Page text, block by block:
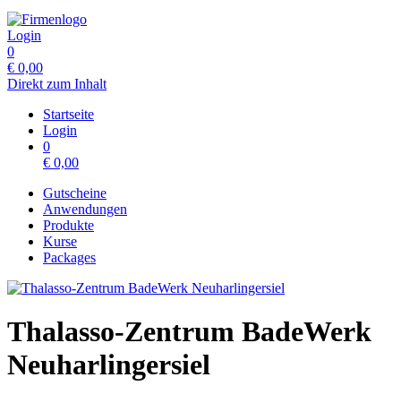
Login
0
€ 0,00
Direkt zum Inhalt
Startseite
Login
0
€ 0,00
Gutscheine
Anwendungen
Produkte
Kurse
Packages
Thalasso-Zentrum BadeWerk
Neuharlingersiel